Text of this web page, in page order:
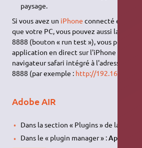
paysage.
Si vous avez un iPhone connecté en Wifi
que votre PC, vous pouvez aussi lancer
8888 (bouton « run test »), vous pourrez
application en direct sur l'iPhone en vous
navigateur safari intégré à l'adresse IP de
8888 (par exemple : http://
Adobe AIR
Dans la section « Plugins » de la «
Dans le « plugin manager » :Aptana